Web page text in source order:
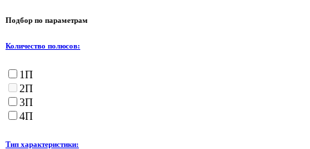
Подбор по параметрам
Количество полюсов:
1П
2П
3П
4П
Тип характеристики: